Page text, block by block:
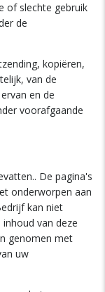
of slechte gebruik
de
kopiëren,
van de
en de
voorafgaande
De pagina's
onderworpen aan
kan niet
van deze
genomen met
uw